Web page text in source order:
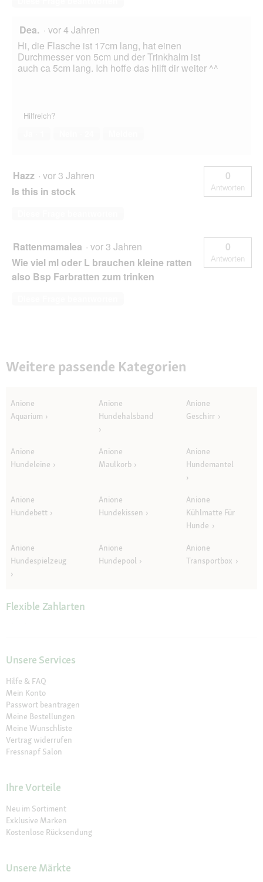
Dea. · vor 4 Jahren
Hi, die Flasche ist 17cm lang, hat einen
Durchmesser von 5cm und der Trinkhalm ist
auch ca 5cm lang. Ich hoffe das hilft dir weiter ^^
Hilfreich?
Hazz · vor 3 Jahren
Is this in stock
0
Antworten
Rattenmamalea · vor 3 Jahren
Wie viel ml oder L brauchen kleine ratten
also Bsp Farbratten zum trinken
0
Antworten
Weitere passende Kategorien
Anione
Aquarium
Anione
Hundehalsband
Anione
Geschirr
Anione
Hundeleine
Anione
Maulkorb
Anione
Hundemantel
Anione
Hundebett
Anione
Hundekissen
Anione
Kühlmatte Für
Hunde
Anione
Hundespielzeug
Anione
Hundepool
Anione
Transportbox
Flexible Zahlarten
Unsere Services
Hilfe & FAQ
Mein Konto
Passwort beantragen
Meine Bestellungen
Meine Wunschliste
Vertrag widerrufen
Fressnapf Salon
Ihre Vorteile
Neu im Sortiment
Exklusive Marken
Kostenlose Rücksendung
Unsere Märkte